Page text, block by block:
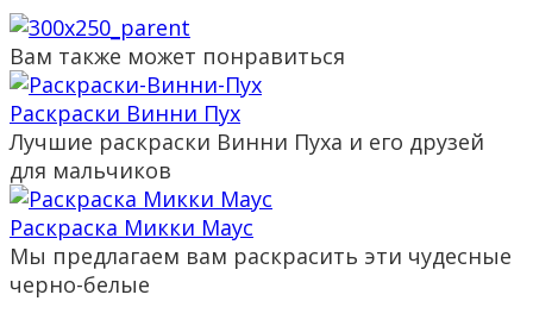
Вам также может понравиться
Раскраски Винни Пух
Лучшие раскраски Винни Пуха и его друзей
для мальчиков
Раскраска Микки Маус
Мы предлагаем вам раскрасить эти чудесные
черно-белые